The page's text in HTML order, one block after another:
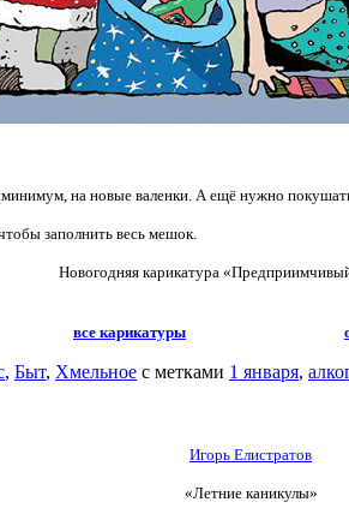
на новые валенки. А ещё нужно
заполнить весь мешок.
Новогодняя карикатура
все карикатуры
, Быт, Хмельное с метками 1 января,
Игорь Елистратов
«Летние каникулы»